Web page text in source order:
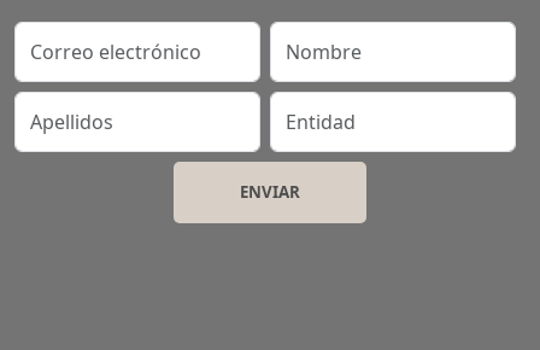
Correo electrónico Nombre
Apellidos Entidad